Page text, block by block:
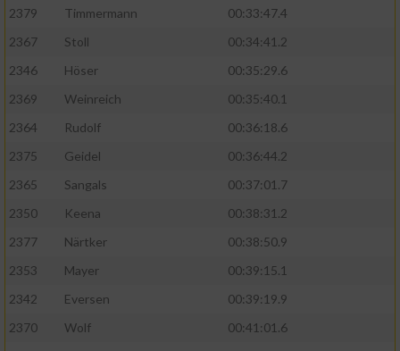
2379
Timmermann
00:33:47.4
2367
Stoll
00:34:41.2
2346
Höser
00:35:29.6
2369
Weinreich
00:35:40.1
2364
Rudolf
00:36:18.6
2375
Geidel
00:36:44.2
2365
Sangals
00:37:01.7
2350
Keena
00:38:31.2
2377
Närtker
00:38:50.9
2353
Mayer
00:39:15.1
2342
Eversen
00:39:19.9
2370
Wolf
00:41:01.6